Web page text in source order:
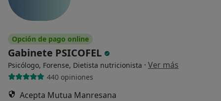
Opción de pago online
Gabinete PSICOFEL
Psicólogo, Forense, Dietista nutricionista · Ver más
440 opiniones
Acepta Mutua Manresana